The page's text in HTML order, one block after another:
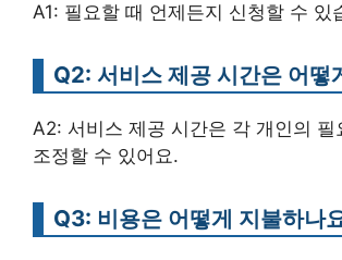
A1: 필요할 때 언제든지 신청할 수 있
Q2: 서비스 제공 시간은 어떻
A2: 서비스 제공 시간은 각 개인의 필
조정할 수 있어요.
Q3: 비용은 어떻게 지불하나